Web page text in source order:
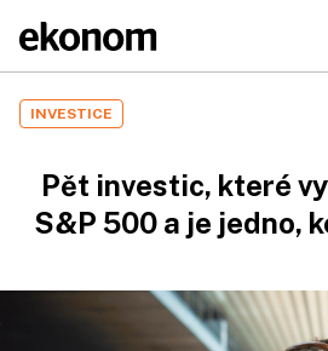
INVESTICE
Pět investic, které
S&P 500 a je jedno,